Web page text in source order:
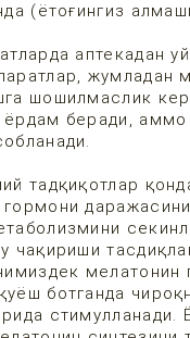
(ётоғингиз
аптекадан
жумладан
шошилмаслик
беради, аммо
тадқиқотлар
чақириши
мелатонин
ботганда
стимулланади.